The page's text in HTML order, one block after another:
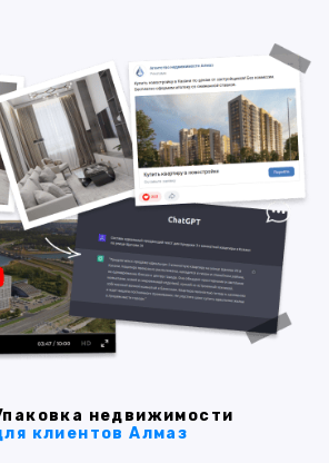
недвижимости
клиентов Алмаз